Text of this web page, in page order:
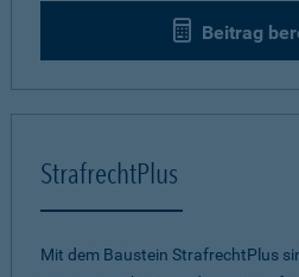
Beitrag
StrafrechtPlus
Mit dem Baustein StrafrechtPlus